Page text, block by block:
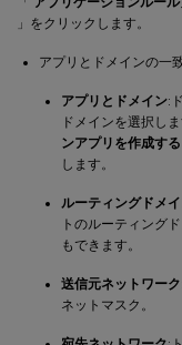
」をクリックします。
アプリとドメインの一
アプリとドメイン:
ドメインを選択しま
ンアプリを作成す
します。
ルーティングドメ
トのルーティング
もできます。
送信元ネットワーク
ネットマスク。